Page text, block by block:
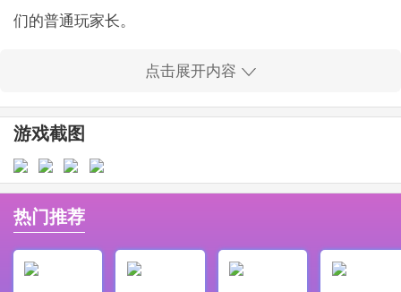
们的普通玩家长。
1、自动检测当前网络状态，智能推送最佳云节点，带来
高质量的加速体验。
2、一键式加速，网络监控，终端设备管理，使用工具
箱，简单直观，无需智能操作、复杂设置，提供最放心
的加速体验；
3、随时互动，管理简单；
点击展开内容
游戏截图
热门推荐